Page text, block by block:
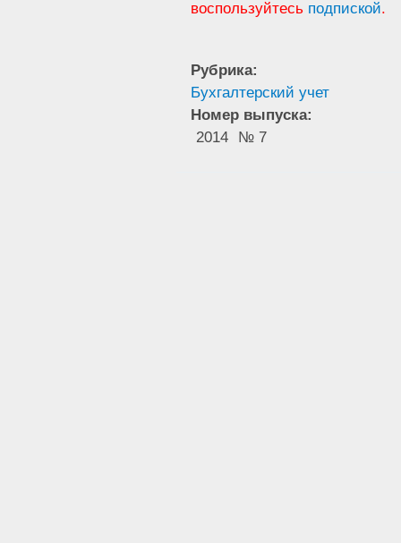
воспользуйтесь подпиской.
Рубрика:
Бухгалтерский учет
Номер выпуска:
2014 № 7